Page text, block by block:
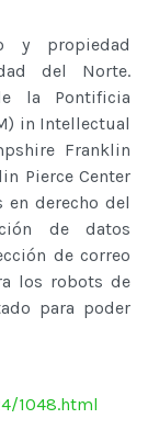
y propiedad
del Norte.
la Pontificia
in Intellectual
Franklin
Pierce Center
en derecho del
de datos
de correo
los robots de
para poder
1048.html